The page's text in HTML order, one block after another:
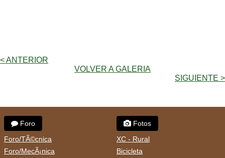
< ANTERIOR
VOLVER A GALERIA
SIGUIENTE >
Foro
Foro/TÃ©cnica
Foro/MecÃ¡nica
Fotos
XC - Rural
Bicicleta